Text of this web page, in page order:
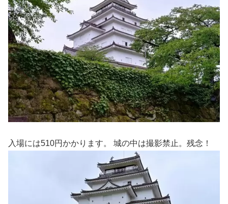
入場には510円かかります。 城の中は撮影禁止。残念！